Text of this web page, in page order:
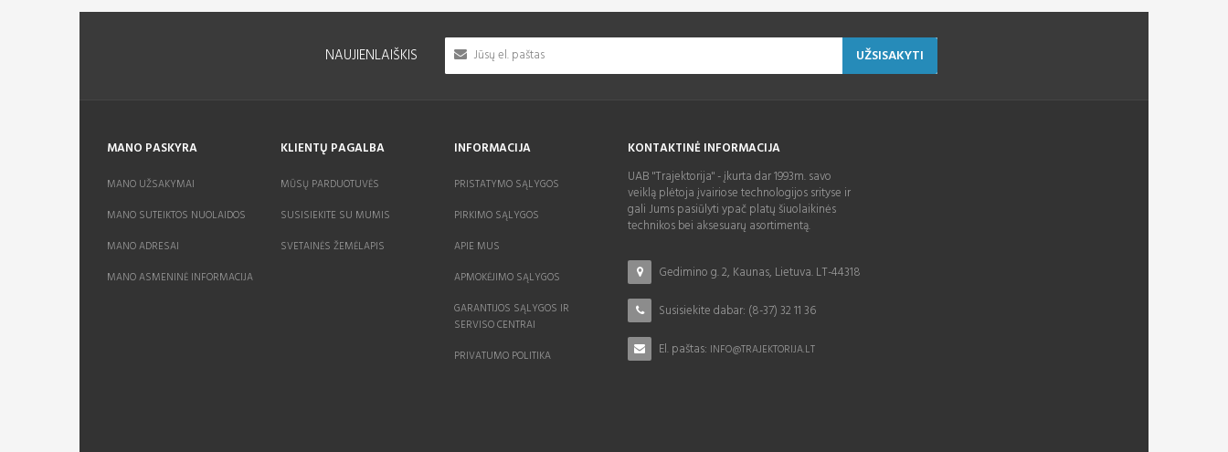
NAUJIENLAIŠKIS UŽSISAKYTI
MANO PASKYRA
MANO UŽSAKYMAI
MANO SUTEIKTOS NUOLAIDOS
MANO ADRESAI
MANO ASMENINĖ INFORMACIJA
KLIENTŲ PAGALBA
MŪSŲ PARDUOTUVĖS
SUSISIEKITE SU MUMIS
SVETAINĖS ŽEMĖLAPIS
INFORMACIJA
PRISTATYMO SĄLYGOS
PIRKIMO SĄLYGOS
APIE MUS
APMOKĖJIMO SĄLYGOS
GARANTIJOS SĄLYGOS IR
SERVISO CENTRAI
PRIVATUMO POLITIKA
KONTAKTINĖ INFORMACIJA
UAB "Trajektorija" - įkurta dar 1993m. savo
veiklą plėtoja įvairiose technologijos srityse ir
gali Jums pasiūlyti ypač platų šiuolaikinės
technikos bei aksesuarų asortimentą.
Gedimino g. 2, Kaunas, Lietuva. LT-44318
Susisiekite dabar: (8-37) 32 11 36
El. paštas: INFO@TRAJEKTORIJA.LT